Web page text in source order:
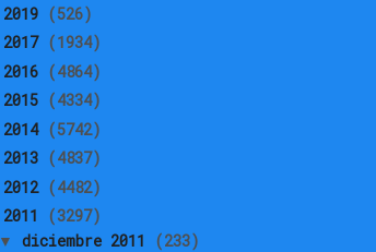
2019 (526)
2017 (1934)
2016 (4864)
2015 (4334)
2014 (5742)
2013 (4837)
2012 (4482)
2011 (3297)
▼ diciembre 2011
(233)